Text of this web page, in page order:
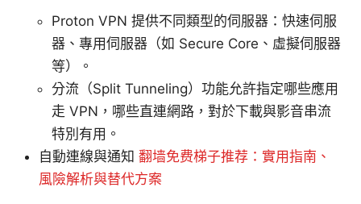
Proton VPN 提供不同類型的伺服器：快速伺服
器、專用伺服器（如 Secure Core、虛擬伺服器
等）。
分流（Split Tunneling）功能允許指定哪些應用
走 VPN，哪些直連網路，對於下載與影音串流
特別有用。
自動連線與通知 翻墙免费梯子推荐：實用指南、
風險解析與替代方案